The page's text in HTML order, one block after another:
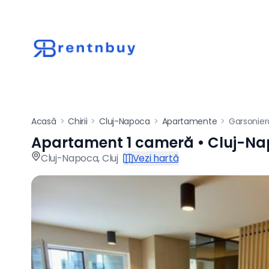
Acasă > Chirii > Cluj-Napoca > Apartamente >
Apartament de
Apartament 1 cameră • Cluj-
Cluj-Napoca,Cluj Vezi hartă